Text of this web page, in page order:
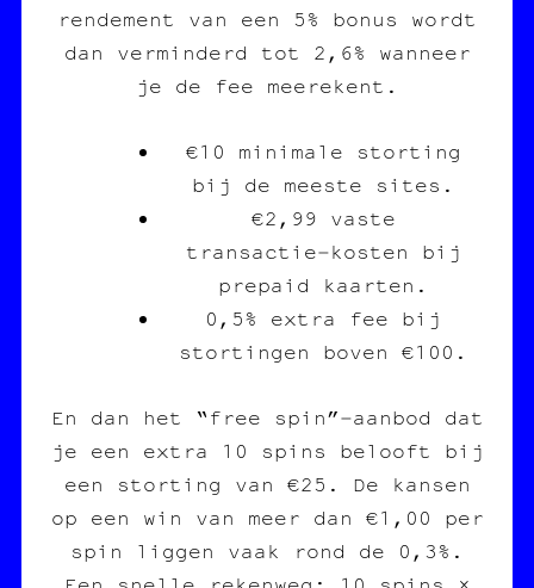
rendement van een 5% bonus wordt
dan verminderd tot 2,6% wanneer
je de fee meerekent.
€10 minimale storting
bij de meeste sites.
€2,99 vaste
transactie‑kosten bij
prepaid kaarten.
0,5% extra fee bij
stortingen boven €100.
En dan het “free spin”‑aanbod dat
je een extra 10 spins belooft bij
een storting van €25. De kansen
op een win van meer dan €1,00 per
spin liggen vaak rond de 0,3%.